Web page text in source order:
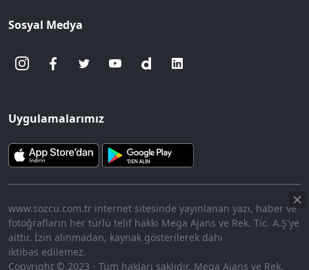
Sosyal Medya
Uygulamalarımız
www.sozcu.com.tr internet sitesinde yayınlanan yazı, haber ve
fotoğrafların her türlü telif hakkı Mega Ajans ve Rek. Tic. A.Ş'ye
aittir. İzin alınmadan, kaynak gösterilerek dahi
iktibas edilemez.
Copyright © 2023 - Tüm hakları saklıdır. Mega Ajans ve Rek.